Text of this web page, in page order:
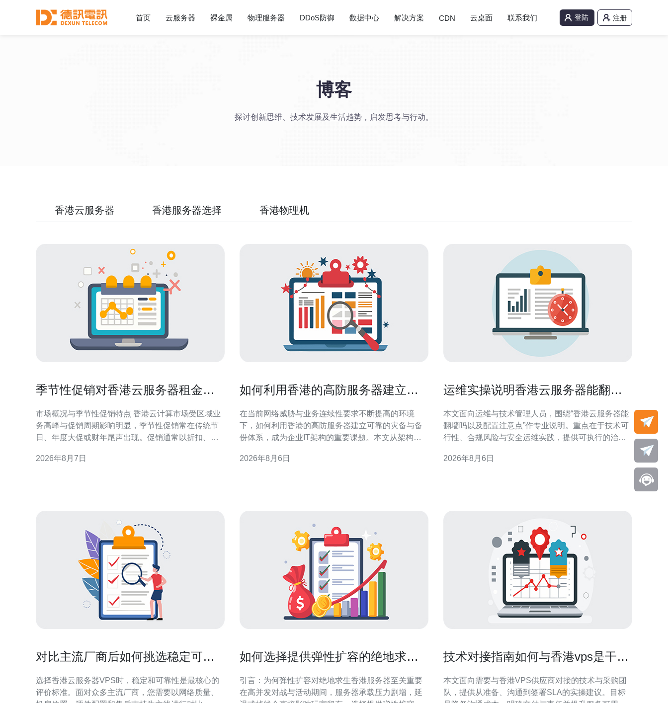
首页 云服务器 裸金属 物理服务器 DDoS防御 数据中心 解决方案 CDN 云桌面 联系我们 登陆 注册
博客
探讨创新思维、技术发展及生活趋势，启发思考与行动。
香港云服务器 香港服务器选择 香港物理机
季节性促销对香港云服务器租金的
市场概况与季节性促销特点 香港云计算市场受区域业
务高峰与促销周期影响明显，季节性促销常在传统节
日、年度大促或财年尾声出现。促销通常以折扣、返
租金的公开报价与谈判空间，但长期租金走势仍受整
2026年8月7日
如何利用香港的高防服务器建立可
在当前网络威胁与业务连续性要求不断提高的环境
下，如何利用香港的高防服务器建立可靠的灾备与备
份体系，成为企业IT架构的重要课题。本文从架构设
议，帮助企业在港部署高抗压能力的灾备方案，兼顾
2026年8月6日
运维实操说明香港云服务器能翻墙
本文面向运维与技术管理人员，围绕“香港云服务器能
翻墙吗以及配置注意点”作专业说明。重点在于技术可
行性、合规风险与安全运维实践，提供可执行的治理
服务器与访问境外内容的现实关系 从网络层面看，香
2026年8月6日
对比主流厂商后如何挑选稳定可靠
选择香港云服务器VPS时，稳定和可靠性是最核心的
评价标准。面对众多主流厂商，您需要以网络质量、
如何选择提供弹性扩容的绝地求生
引言：为何弹性扩容对绝地求生香港服务器至关重要
在高并发对战与活动期间，服务器承载压力剧增，延
技术对接指南如何与香港vps是干嘛
本文面向需要与香港VPS供应商对接的技术与采购团
队，提供从准备、沟通到签署SLA的实操建议。目标